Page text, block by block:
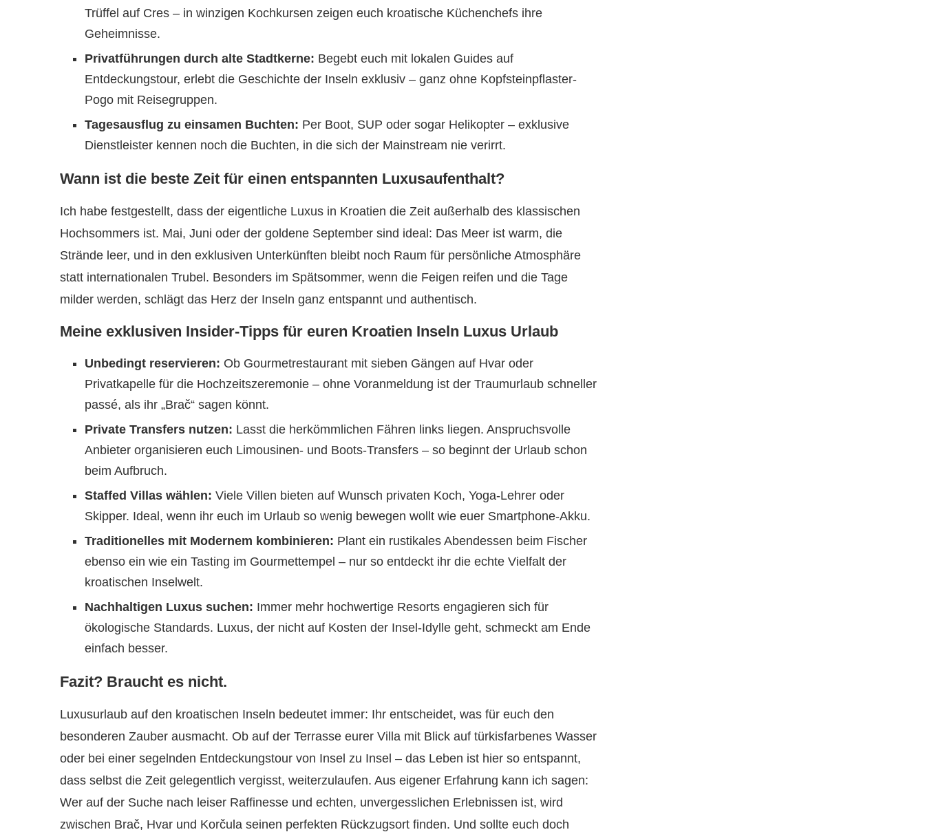
Trüffel auf Cres – in winzigen Kochkursen zeigen euch kroatische Küchenchefs ihre
Geheimnisse.
Privatführungen durch alte Stadtkerne: Begebt euch mit lokalen Guides auf
Entdeckungstour, erlebt die Geschichte der Inseln exklusiv – ganz ohne Kopfsteinpflaster-
Pogo mit Reisegruppen.
Tagesausflug zu einsamen Buchten: Per Boot, SUP oder sogar Helikopter – exklusive
Dienstleister kennen noch die Buchten, in die sich der Mainstream nie verirrt.
Wann ist die beste Zeit für einen entspannten Luxusaufenthalt?
Ich habe festgestellt, dass der eigentliche Luxus in Kroatien die Zeit außerhalb des klassischen
Hochsommers ist. Mai, Juni oder der goldene September sind ideal: Das Meer ist warm, die
Strände leer, und in den exklusiven Unterkünften bleibt noch Raum für persönliche Atmosphäre
statt internationalen Trubel. Besonders im Spätsommer, wenn die Feigen reifen und die Tage
milder werden, schlägt das Herz der Inseln ganz entspannt und authentisch.
Meine exklusiven Insider-Tipps für euren Kroatien Inseln Luxus Urlaub
Unbedingt reservieren: Ob Gourmetrestaurant mit sieben Gängen auf Hvar oder
Privatkapelle für die Hochzeitszeremonie – ohne Voranmeldung ist der Traumurlaub schneller
passé, als ihr „Brač“ sagen könnt.
Private Transfers nutzen: Lasst die herkömmlichen Fähren links liegen. Anspruchsvolle
Anbieter organisieren euch Limousinen- und Boots-Transfers – so beginnt der Urlaub schon
beim Aufbruch.
Staffed Villas wählen: Viele Villen bieten auf Wunsch privaten Koch, Yoga-Lehrer oder
Skipper. Ideal, wenn ihr euch im Urlaub so wenig bewegen wollt wie euer Smartphone-Akku.
Traditionelles mit Modernem kombinieren: Plant ein rustikales Abendessen beim Fischer
ebenso ein wie ein Tasting im Gourmettempel – nur so entdeckt ihr die echte Vielfalt der
kroatischen Inselwelt.
Nachhaltigen Luxus suchen: Immer mehr hochwertige Resorts engagieren sich für
ökologische Standards. Luxus, der nicht auf Kosten der Insel-Idylle geht, schmeckt am Ende
einfach besser.
Fazit? Braucht es nicht.
Luxusurlaub auf den kroatischen Inseln bedeutet immer: Ihr entscheidet, was für euch den
besonderen Zauber ausmacht. Ob auf der Terrasse eurer Villa mit Blick auf türkisfarbenes Wasser
oder bei einer segelnden Entdeckungstour von Insel zu Insel – das Leben ist hier so entspannt,
dass selbst die Zeit gelegentlich vergisst, weiterzulaufen. Aus eigener Erfahrung kann ich sagen:
Wer auf der Suche nach leiser Raffinesse und echten, unvergesslichen Erlebnissen ist, wird
zwischen Brač, Hvar und Korčula seinen perfekten Rückzugsort finden. Und sollte euch doch